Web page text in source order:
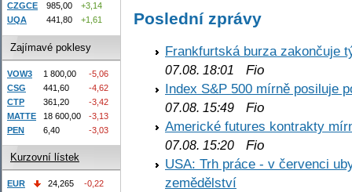
Poslední zprávy
Frankfurtská burza zakončuje
07.08. 18:01
Fio
Index S&P 500 mírně posiluje
07.08. 15:49 Fio
Americké futures kontrakty
07.08. 15:20 Fio
USA: Trh práce - v červenci
zemědělství
CZGCE
985,00
+3,14
UQA
441,80 +1,61
Zajímavé poklesy
VOW3 1 800,00
-5,06
CSG
441,60
-4,62
CTP
361,20
-3,42
MATTE
18 600,00
-3,13
PEN
6,40 -3,03
Kurzovní lístek
EUR 24,265
-0,22